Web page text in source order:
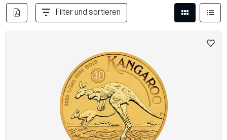
Filter und sortieren